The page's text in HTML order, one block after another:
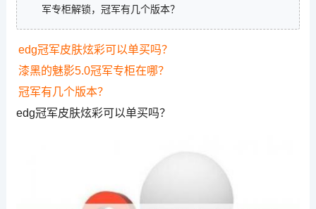
军专柜解锁，冠军有几个版本？
edg冠军皮肤炫彩可以单买吗？
漆黑的魅影5.0冠军专柜在哪？
冠军有几个版本？
edg冠军皮肤炫彩可以单买吗？